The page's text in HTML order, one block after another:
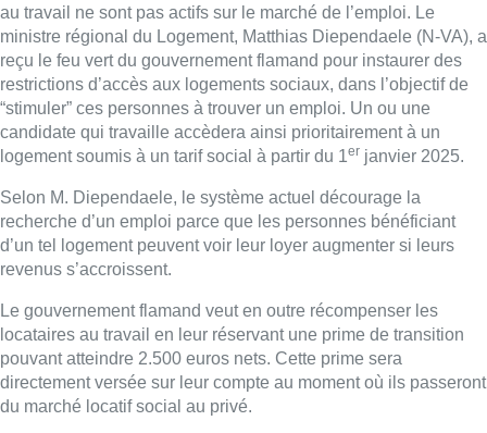
Le gouvernement flamand veut en outre récompenser les
locataires au travail en leur réservant une prime de transition
pouvant atteindre 2.500 euros nets. Cette prime sera
directement versée sur leur compte au moment où ils passeront
du marché locatif social au privé.
Le ministre nationaliste flamand veut par ailleurs en finir avec
logement social pourra être mis en location pour une durée
maximale de neuf ans. Les personnes dont les revenus
seraient supérieurs à la limite fixée pourraient donc, passé ce
délai, perdre leur droit à ces habitations à loyer modéré.
■ Explications d’Arnaud Brucknerdans le 12h30
Belga – Photo : BX1 (image prétexte)
Lire aussi :